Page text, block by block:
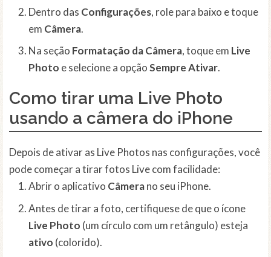
Dentro das Configurações, role para baixo e toque
em Câmera.
Na seção Formatação da Câmera, toque em Live
Photo e selecione a opçãoSempre Ativar.
Como tirar uma Live Photo
usando a câmera do iPhone
Depois de ativar as Live Photos nas configurações, você
pode começar a tirar fotos Live com facilidade:
Abrir o aplicativo Câmerano seu iPhone.
Antes de tirar a foto, certifiquese de que o ícone
Live Photo (um círculo com um retângulo) esteja
ativo (colorido).